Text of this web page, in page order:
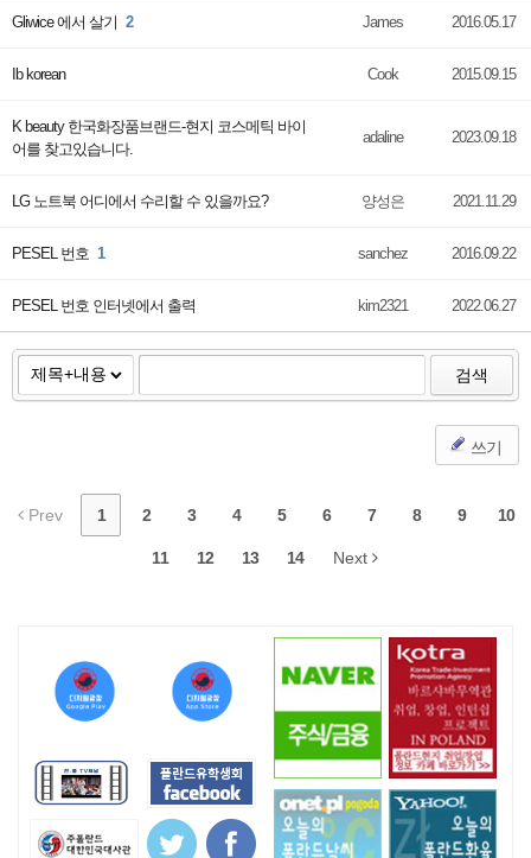
Gliwice 에서 살기 2 James 2016.05.17
Ib korean Cook 2015.09.15
K beauty 한국화장품브랜드-현지 코스메틱 바이
어를 찾고있습니다.
adaline 2023.09.18
LG 노트북 어디에서 수리할 수 있을까요? 양성은 2021.11.29
PESEL 번호 1 sanchez 2016.09.22
PESEL 번호 인터넷에서 출력 kim2321 2022.06.27
검색
쓰기
Prev 1 2 3 4 5 6 7 8 9 10
11 12 13 14 Next